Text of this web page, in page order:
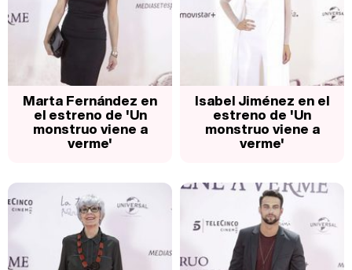
Marta Fernández en
el estreno de 'Un
monstruo viene a
verme'
Isabel Jiménez en el
estreno de 'Un
monstruo viene a
verme'